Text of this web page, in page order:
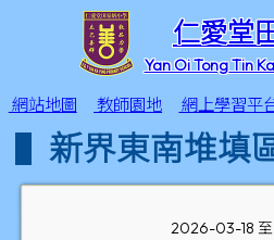
仁愛堂
Yan Oi Tong Tin
網站地圖 教師園地 網上學習平
新界東南堆填
2026-03-18